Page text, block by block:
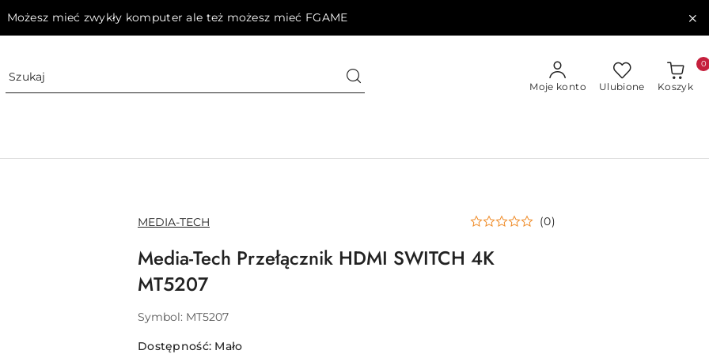
Możesz mieć zwykły komputer ale też możesz mieć FGAME
Moje konto Ulubione Koszyk
0
NAZWA
PRODUCENTA:
MEDIA-TECH (0)
Media-Tech Przełącznik HDMI SWITCH 4K
MT5207
Symbol: MT5207
Dostępność: Mało